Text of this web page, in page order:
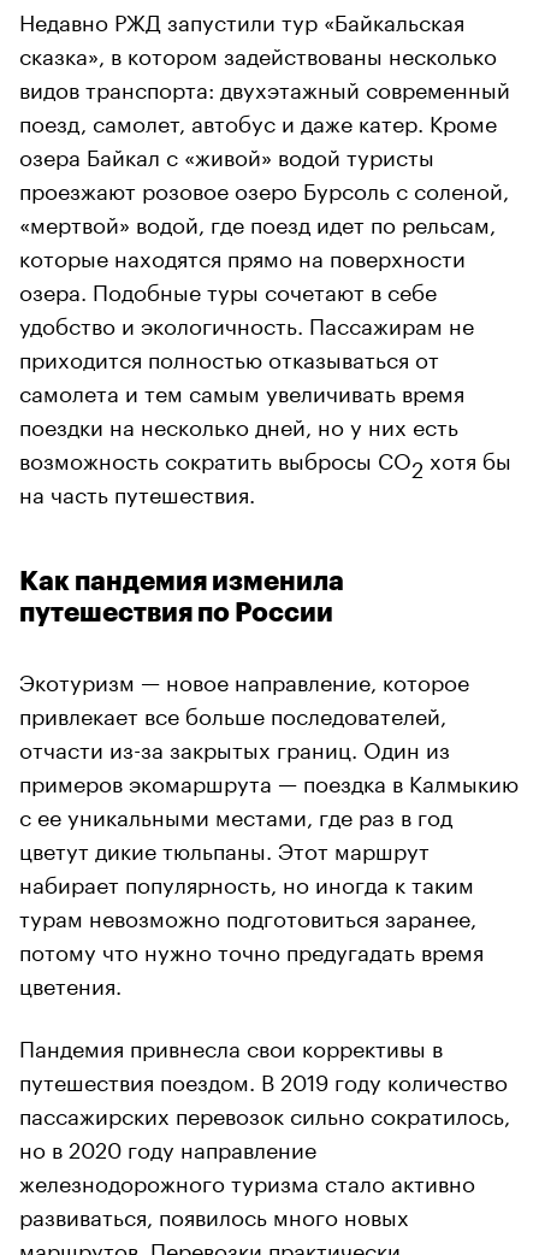
Недавно РЖД запустили тур «Байкальская
сказка», в котором задействованы несколько
видов транспорта: двухэтажный современный
поезд, самолет, автобус и даже катер. Кроме
озера Байкал с «живой» водой туристы
проезжают розовое озеро Бурсоль с соленой,
«мертвой» водой, где поезд идет по рельсам,
которые находятся прямо на поверхности
озера. Подобные туры сочетают в себе
удобство и экологичность. Пассажирам не
приходится полностью отказываться от
самолета и тем самым увеличивать время
поездки на несколько дней, но у них есть
возможность сократить выбросы CO2 хотя бы
на часть путешествия.
Как пандемия изменила
путешествия по России
Экотуризм — новое направление, которое
привлекает все больше последователей,
отчасти из-за закрытых границ. Один из
примеров экомаршрута — поездка в Калмыкию
с ее уникальными местами, где раз в год
цветут дикие тюльпаны. Этот маршрут
набирает популярность, но иногда к таким
турам невозможно подготовиться заранее,
потому что нужно точно предугадать время
цветения.
Пандемия привнесла свои коррективы в
путешествия поездом. В 2019 году количество
пассажирских перевозок сильно сократилось,
но в 2020 году направление
железнодорожного туризма стало активно
развиваться, появилось много новых
маршрутов. Перевозки практически